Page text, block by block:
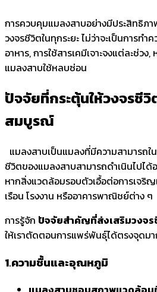
การควบคุมแมลงสาบอย่างมีประสิทธิภา
วงจรชีวิตในทุกระยะ ไม่ว่าจะเป็นการท
อาหาร, การใช้สารเคมีเจาะจงแต่ละช่ว
แมลงสาบใช้หลบซ่อน
ปัจจัยที่กระตุ้นให้วงจรชี
สมบูรณ์
แมลงสาบเป็นแมลงที่มีความสามารถใ
ชีวิตของแมลงสาบสามารถดำเนินไปได้
หากสิ่งแวดล้อมรอบตัวเอื้อต่อการเจริญ
เรือน โรงงาน หรืออาคารพาณิชย์ต่าง ๆ
การรู้จัก ปัจจัยสำคัญที่ส่งเสริมวงจ
ให้เราตัดตอนการแพร่พันธุ์ได้ตรงจุดม
1.ความชื้นและอุณหภูมิ